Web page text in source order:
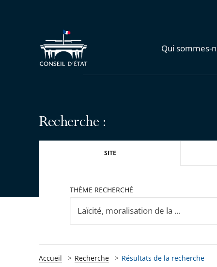
Qui sommes-
Recherche :
SITE
THÈME RECHERCHÉ
Accueil Recherche Résultats de la recherche